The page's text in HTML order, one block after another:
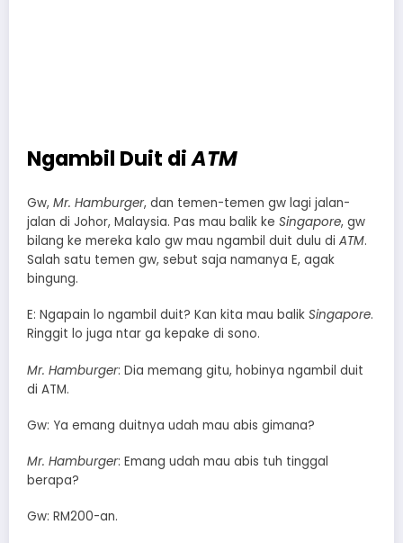
Ngambil Duit diATM
Gw, Mr. Hamburger, dan temen-temen gw lagi jalan-
jalan di Johor, Malaysia. Pas mau balik ke Singapore, gw
bilang ke mereka kalo gw mau ngambil duit dulu di ATM.
Salah satu temen gw, sebut saja namanya E, agak
bingung.
E: Ngapain lo ngambil duit? Kan kita mau balik Singapore.
Ringgit lo juga ntar ga kepake di sono.
Mr. Hamburger: Dia memang gitu, hobinya ngambil duit
di ATM.
Gw: Ya emang duitnya udah mau abis gimana?
Mr. Hamburger: Emang udah mau abis tuh tinggal
berapa?
Gw: RM200-an.